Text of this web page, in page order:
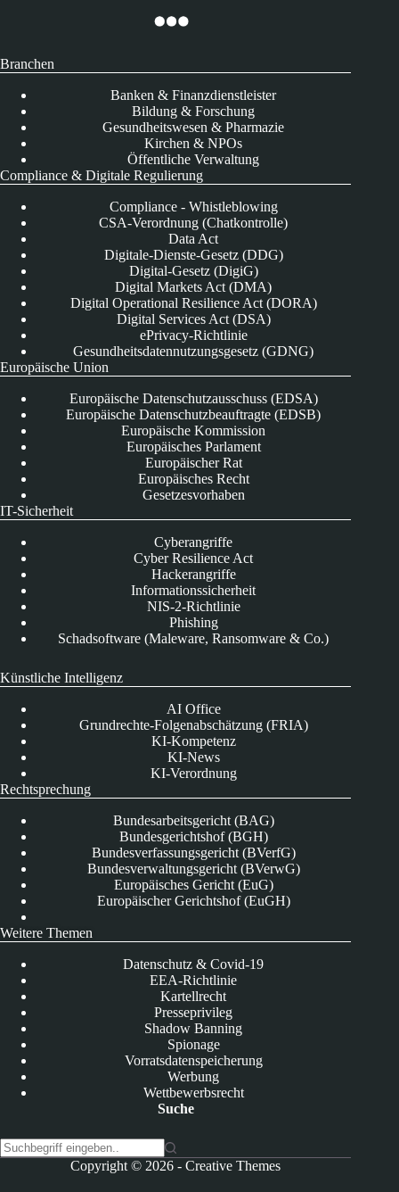
Branchen
Banken & Finanzdienstleister
Bildung & Forschung
Gesundheitswesen & Pharmazie
Kirchen & NPOs
Öffentliche Verwaltung
Compliance & Digitale Regulierung
Compliance - Whistleblowing
CSA-Verordnung (Chatkontrolle)
Data Act
Digitale-Dienste-Gesetz (DDG)
Digital-Gesetz (DigiG)
Digital Markets Act (DMA)
Digital Operational Resilience Act (DORA)
Digital Services Act (DSA)
ePrivacy-Richtlinie
Gesundheitsdatennutzungsgesetz (GDNG)
Europäische Union
Europäische Datenschutzausschuss (EDSA)
Europäische Datenschutzbeauftragte (EDSB)
Europäische Kommission
Europäisches Parlament
Europäischer Rat
Europäisches Recht
Gesetzesvorhaben
IT-Sicherheit
Cyberangriffe
Cyber Resilience Act
Hackerangriffe
Informationssicherheit
NIS-2-Richtlinie
Phishing
Schadsoftware (Maleware, Ransomware & Co.)
Künstliche Intelligenz
AI Office
Grundrechte-Folgenabschätzung (FRIA)
KI-Kompetenz
KI-News
KI-Verordnung
Rechtsprechung
Bundesarbeitsgericht (BAG)
Bundesgerichtshof (BGH)
Bundesverfassungsgericht (BVerfG)
Bundesverwaltungsgericht (BVerwG)
Europäisches Gericht (EuG)
Europäischer Gerichtshof (EuGH)
Weitere Themen
Datenschutz & Covid-19
EEA-Richtlinie
Kartellrecht
Presseprivileg
Shadow Banning
Spionage
Vorratsdatenspeicherung
Werbung
Wettbewerbsrecht
Suche
Copyright © 2026 -Creative Themes